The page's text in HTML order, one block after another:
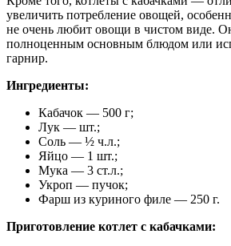
увеличить потребление овощей,
не очень любит овощи в чистом виде.
полноценным основным блюдом или
гарнир.
Ингредиенты:
Кабачок — 500 г;
Лук — шт.;
Соль — ½ ч.л.;
Яйцо — 1 шт.;
Мука — 3 ст.л.;
Укроп — пучок;
Фарш из куриного филе — 250 г.
Приготовление котлет с кабачками: